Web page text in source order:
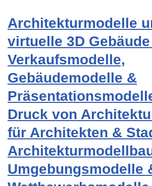
Architekturmodelle
virtuelle 3D
Verkaufsmodelle,
Gebäudemodelle &
Druck von
für Architekten &
Umgebungsmodelle